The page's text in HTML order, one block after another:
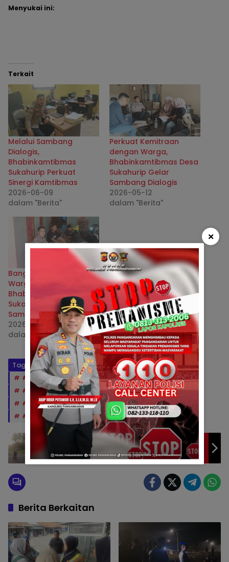
Menyukai ini:
Terkait
Melalui Sambang
Dialogis,
Bhabinkamtibmas
Sukahurip Perkuat
Sinergi Kamtibmas
2026-06-09
dalam "Berita"
Perkuat Kemitraan
dengan Warga,
Bhabinkamtibmas Desa
Sukahurip Gelar
Sambang Dialogis
2026-05-12
dalam "Berita"
Bangun Kepercayaan
Warga,
Bhabinkamtibmas
Sukahurip Intensifkan
Sambang Desa
2026-04-16
dalam "Berita"
Tag:
#AKBPIkrarpotawariSHSIKMSiMIK
#AKPNandangrokhmanaSHMH
#HumasPolri
#Kamtibmas
#KapolresPangandaran
#Pengayoman
#PolresPangandaran
#Polsekpangandaran
Satlantas Polres Pangandaran
Laksanakan Pengaturan Arus Lalu Lintas di
Zona Selamat Sekolah (ZoSS), Wujud
Nyata Pelayanan bagi Pelajar
Berita Berkaitan
×